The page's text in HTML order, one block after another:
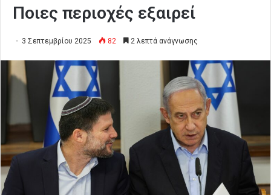
Ποιες περιοχές εξαιρεί
3 Σεπτεμβρίου 2025 82 2 λεπτά ανάγνωσης